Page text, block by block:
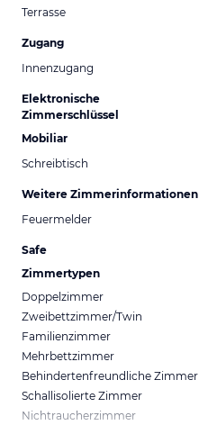
Terrasse
Zugang
Innenzugang
Elektronische
Zimmerschlüssel
Mobiliar
Schreibtisch
Weitere Zimmerinformationen
Feuermelder
Safe
Zimmertypen
Doppelzimmer
Zweibettzimmer/Twin
Familienzimmer
Mehrbettzimmer
Behindertenfreundliche Zimmer
Schallisolierte Zimmer
Nichtraucherzimmer